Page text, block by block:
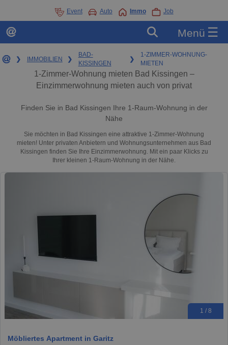
Event Auto Immo Job
Menü ☰
❯ IMMOBILIEN ❯
BAD-
KISSINGEN
❯
1-ZIMMER-WOHNUNG-
MIETEN
1-Zimmer-Wohnung mieten Bad Kissingen –
Einzimmerwohnung mieten auch von privat
Finden Sie in Bad Kissingen Ihre 1-Raum-Wohnung in der
Nähe
Sie möchten in Bad Kissingen eine attraktive 1-Zimmer-Wohnung
mieten! Unter privaten Anbietern und Wohnungsunternehmen aus Bad
Kissingen finden Sie Ihre Einzimmerwohnung. Mit ein paar Klicks zu
Ihrer kleinen 1-Raum-Wohnung in der Nähe.
1 / 8
Möbliertes Apartment in Garitz